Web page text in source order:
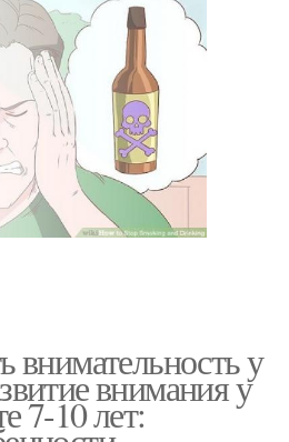
внимательность у
внимания у
7-10 лет: